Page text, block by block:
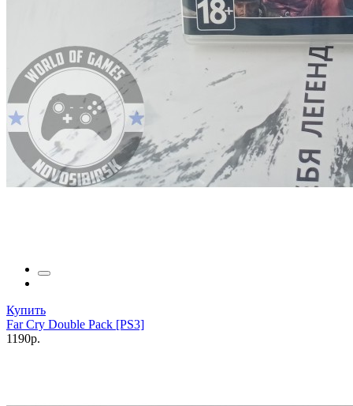
Купить
Far Cry Double Pack [PS3]
1190р.